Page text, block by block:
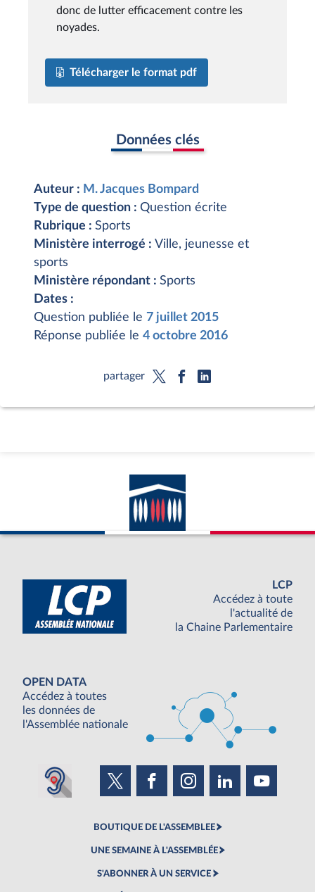
donc de lutter efficacement contre les
noyades.
Télécharger le format pdf
Données clés
Auteur : M. Jacques Bompard
Type de question : Question écrite
Rubrique : Sports
Ministère interrogé : Ville, jeunesse et
sports
Ministère répondant : Sports
Dates :
Question publiée le 7 juillet 2015
Réponse publiée le 4 octobre 2016
partager
LCP
Accédez à toute
l'actualité de
la Chaine Parlementaire
OPEN DATA
Accédez à toutes
les données de
l'Assemblée nationale
BOUTIQUE DE L'ASSEMBLEE
UNE SEMAINE À L'ASSEMBLÉE
S'ABONNER À UN SERVICE